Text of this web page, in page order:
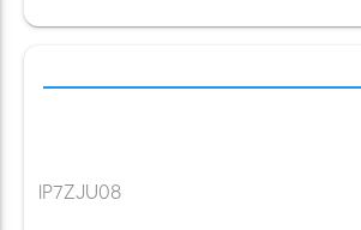
lP7ZJU08